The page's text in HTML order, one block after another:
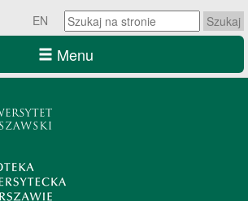
EN
Szukaj
na
stronie:
Szukaj
na
Menu